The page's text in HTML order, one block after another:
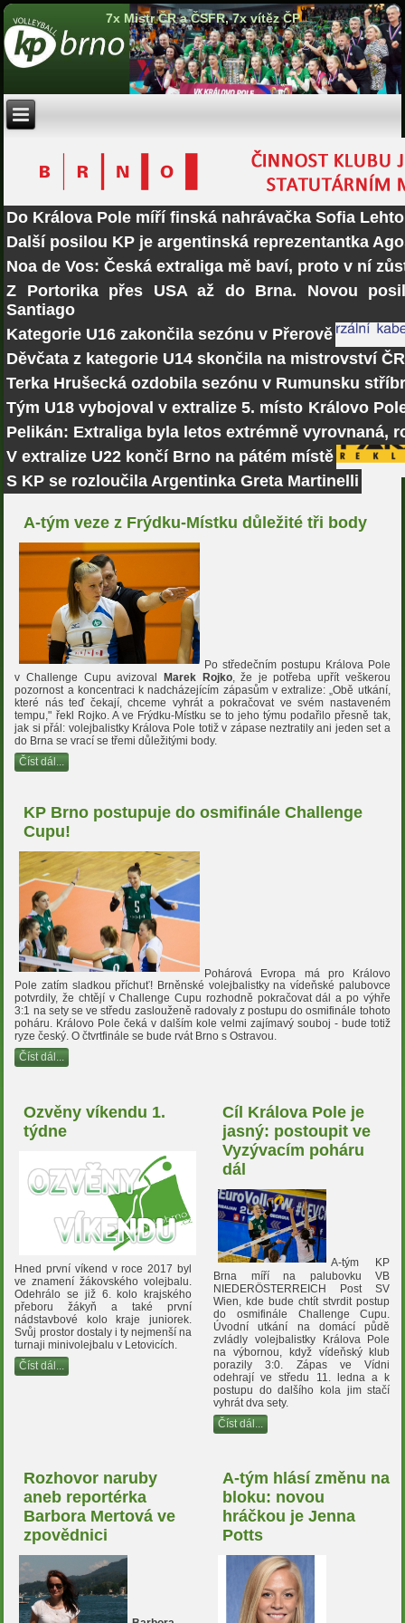
7x Mistr ČR a ČSFR, 7x vítěz ČP
Do Králova Pole míří finská nahrávačka Sofia Lehto
Další posilou KP je argentinská reprezentantka
Noa de Vos: Česká extraliga mě baví, proto v ní
Z Portorika přes USA až do Brna. Novou
Santiago
Kategorie U16 zakončila sezónu v Přerově
Děvčata z kategorie U14 skončila na mistrovství
Terka Hrušecká ozdobila sezónu v Rumunsku
Tým U18 vybojoval v extralize 5. místo Královo
Pelikán: Extraliga byla letos extrémně vyrovnaná,
V extralize U22 končí Brno na pátém místě
S KP se rozloučila Argentinka Greta Martinelli
A-tým veze z Frýdku-Místku důležité tři body
Po středečním postupu Králova Pole
v Challenge Cupu avizoval
Marek Rojko, že je potřeba upřít veškerou
pozornost a koncentraci k nadcházejícím zápasům v extralize: „Obě utkání,
které nás teď čekají, chceme vyhrát a pokračovat ve svém nastaveném
tempu," řekl Rojko. A ve Frýdku-Místku se to jeho týmu podařilo přesně tak,
jak si přál: volejbalistky Králova Pole totiž v zápase neztratily ani jeden set a
do Brna se vrací se třemi důležitými body.
Číst dál...
KP Brno postupuje do osmifinále Challenge
Cupu!
Pohárová Evropa má pro Královo
Pole zatím sladkou příchuť! Brněnské volejbalistky na vídeňské palubovce
potvrdily, že chtějí v Challenge Cupu rozhodně pokračovat dál a po výhře
3:1 na sety se ve středu zaslouženě radovaly z postupu do osmifinále tohoto
poháru. Královo Pole čeká v dalším kole velmi zajímavý souboj - bude totiž
ryze český. O čtvrtfinále se bude rvát Brno s Ostravou.
Číst dál...
Ozvěny víkendu 1.
týdne
Hned první víkend v roce 2017 byl
ve znamení žákovského volejbalu.
Odehrálo se již 6. kolo krajského
přeboru žákyň a také první
nádstavbové kolo kraje juniorek.
Svůj prostor dostaly i ty nejmenší na
turnaji minivolejbalu v Letovicích.
Číst dál...
Cíl Králova Pole je
jasný: postoupit ve
Vyzývacím poháru
dál
A-tým KP
Brna míří na palubovku VB
NIEDERÖSTERREICH Post SV
Wien, kde bude chtít stvrdit postup
do osmifinále Challenge Cupu.
Úvodní utkání na domácí půdě
zvládly volejbalistky Králova Pole
na výbornou, když vídeňský klub
porazily 3:0. Zápas ve Vídni
odehrají ve středu 11. ledna a k
postupu do dalšího kola jim stačí
vyhrát dva sety.
Číst dál...
Rozhovor naruby
aneb reportérka
Barbora Mertová ve
zpovědnici
A-tým hlásí změnu na
bloku: novou
hráčkou je Jenna
Potts